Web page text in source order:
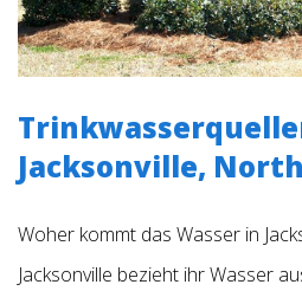
Jacksonville,
Woher kommt das Wasser in
Jacksonville bezieht ihr Wasser